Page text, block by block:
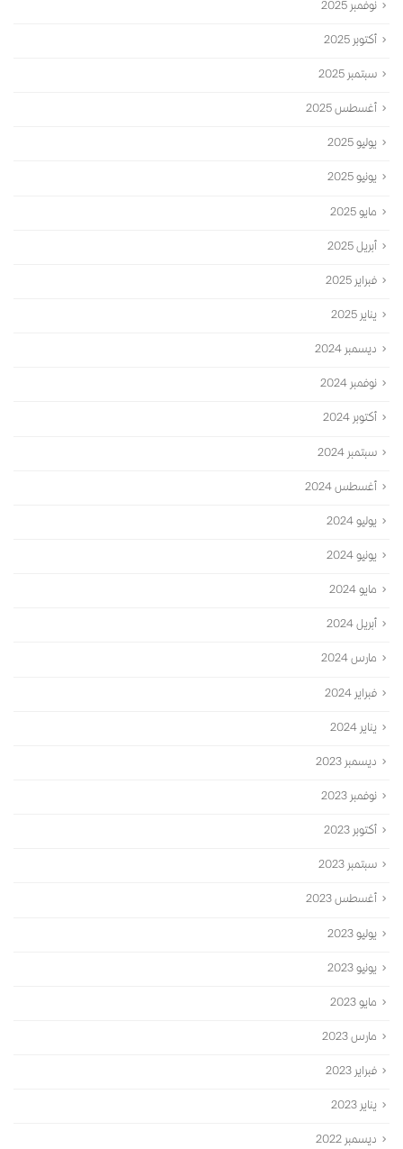
نوفمبر 2025
أكتوبر 2025
سبتمبر 2025
أغسطس 2025
يوليو 2025
يونيو 2025
مايو 2025
أبريل 2025
فبراير 2025
يناير 2025
ديسمبر 2024
نوفمبر 2024
أكتوبر 2024
سبتمبر 2024
أغسطس 2024
يوليو 2024
يونيو 2024
مايو 2024
أبريل 2024
مارس 2024
فبراير 2024
يناير 2024
ديسمبر 2023
نوفمبر 2023
أكتوبر 2023
سبتمبر 2023
أغسطس 2023
يوليو 2023
يونيو 2023
مايو 2023
مارس 2023
فبراير 2023
يناير 2023
ديسمبر 2022